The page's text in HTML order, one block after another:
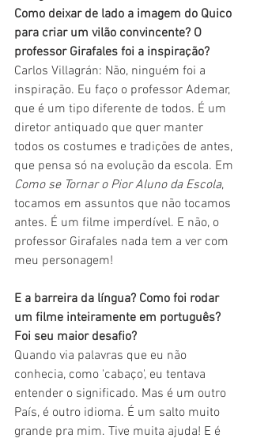
Como deixar de lado a imagem do Quico
para criar um vilão convincente? O
professor Girafales foi a inspiração?
Carlos Villagrán: Não, ninguém foi a
inspiração. Eu faço o professor Ademar,
que é um tipo diferente de todos. É um
diretor antiquado que quer manter
todos os costumes e tradições de antes,
que pensa só na evolução da escola. Em
Como se Tornar o Pior Aluno da Escola,
tocamos em assuntos que não tocamos
antes. É um filme imperdível. E não, o
professor Girafales nada tem a ver com
meu personagem!
E a barreira da língua? Como foi rodar
um filme inteiramente em português?
Foi seu maior desafio?
Quando via palavras que eu não
conhecia, como 'cabaço', eu tentava
entender o significado. Mas é um outro
País, é outro idioma. É um salto muito
grande pra mim. Tive muita ajuda! E é